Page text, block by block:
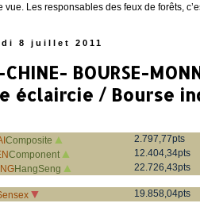
vue. Les responsables des feux de forêts,
8 juillet 2011
CHINE- BOURSE-
éclaircie / Bourse
Composite ▲ 2.797,77pts
Component ▲ 12.404,34pts
HangSeng ▲ 22.726,43pts
▼ 19.858,04pts